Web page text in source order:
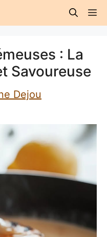
: La
Savoureuse
Dejou